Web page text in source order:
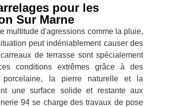
pour les
Sur Marne
multitude d'agressions comme la pluie,
peut indéniablement causer des
de terrasse sont spécialement
conditions extrêmes grâce à des
porcelaine, la pierre naturelle et la
une surface solide et restante aux
94 se charge des travaux de pose